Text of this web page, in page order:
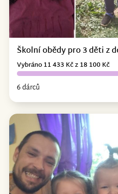
Školní obědy pro 3 děti z
6 dárců
Vybráno 11 433 Kč z 18 100 Kč